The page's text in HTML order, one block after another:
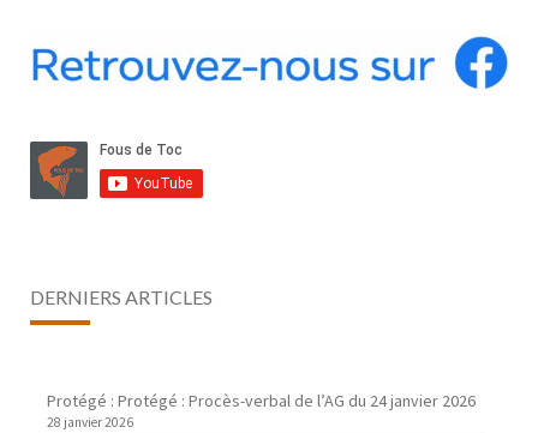
DERNIERS ARTICLES
Protégé : Protégé : Procès-verbal de l’AG du 24 janvier 2026
28 janvier 2026